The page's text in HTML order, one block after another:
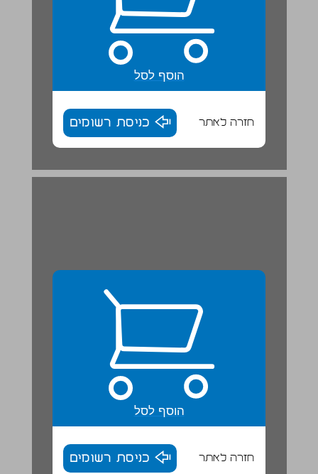
הוסף לסל
חזרה לאתר כניסת רשומים
בין כסה לעשור ... 18
הוסף לסל
חזרה לאתר כניסת רשומים